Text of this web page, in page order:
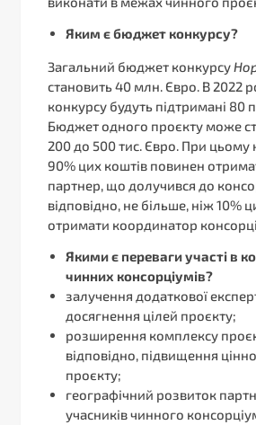
Яким є бюджет конкурсу?
Загальний бюджет конкурсу
становить 40 млн. Євро. В 2022
конкурсу будуть підтримані 80
Бюджет одного проєкту може
200 до 500 тис. Євро. При цьому
90% цих коштів повинен
партнер, що долучився до
відповідно, не більше, ніж 10%
отримати координатор
Якими є переваги участі в
чинних консорціумів?
залучення додаткової
досягнення цілей проєкту;
розширення комплексу
відповідно, підвищення
проєкту;
географічний розвиток
учасників чинного